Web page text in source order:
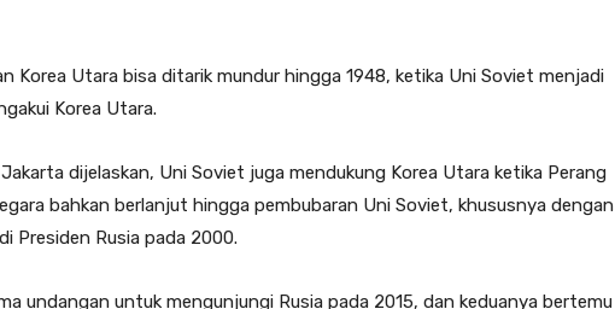
Korea Utara bisa ditarik mundur hingga 1948, ketika Uni Soviet menjadi
Korea Utara.
dijelaskan, Uni Soviet juga mendukung Korea Utara ketika Perang
bahkan berlanjut hingga pembubaran Uni Soviet, khususnya dengan
Presiden Rusia pada 2000.
undangan untuk mengunjungi Rusia pada 2015, dan keduanya bertemu